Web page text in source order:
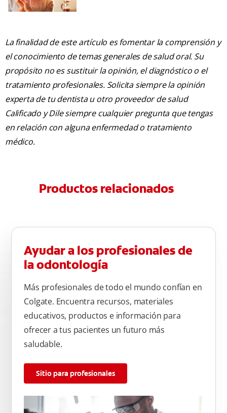
La finalidad de este artículo es fomentar la comprensión y
el conocimiento de temas generales de salud oral. Su
propósito no es sustituir la opinión, el diagnóstico o el
tratamiento profesionales. Solicita siempre la opinión
experta de tu dentista u otro proveedor de salud
Calificado y Dile siempre cualquier pregunta que tengas
en relación con alguna enfermedad o tratamiento
médico.
Productos relacionados
Ayudar a los profesionales de
la odontología
Más profesionales de todo el mundo confían en
Colgate. Encuentra recursos, materiales
educativos, productos e información para
ofrecer a tus pacientes un futuro más
saludable.
Sitio para profesionales